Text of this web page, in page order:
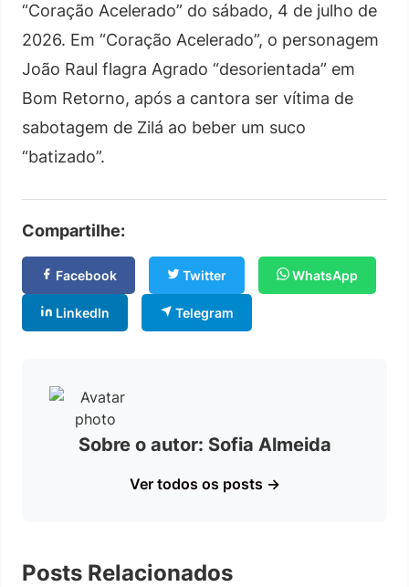
“Coração Acelerado” do sábado, 4 de julho de
2026. Em “Coração Acelerado”, o personagem
João Raul flagra Agrado “desorientada” em
Bom Retorno, após a cantora ser vítima de
sabotagem de Zilá ao beber um suco
“batizado”.
Compartilhe:
Facebook Twitter WhatsApp
LinkedIn Telegram
Sobre o autor: Sofia Almeida
Ver todos os posts →
Posts Relacionados